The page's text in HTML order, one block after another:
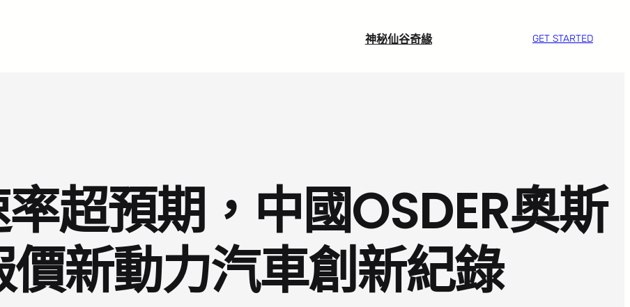
神秘仙谷奇緣 GET STARTED
超預期，中國OSDER奧斯
新動力汽車創新紀錄